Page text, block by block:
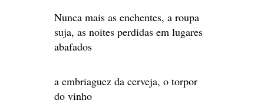
Nunca mais as enchentes, a roupa
suja, as noites perdidas em lugares
abafados
a embriaguez da cerveja, o torpor
do vinho